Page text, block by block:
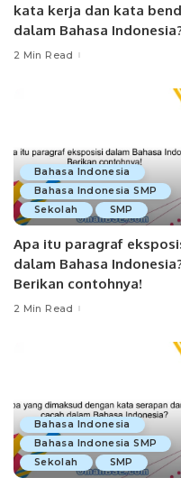
kata kerja dan kata
dalam Bahasa
2 Min Read
Bahasa Indonesia
Bahasa Indonesia SMP
Sekolah
SMP
Apa itu paragraf
dalam Bahasa
Berikan contohnya!
2 Min Read
Bahasa Indonesia
Bahasa Indonesia SMP
Sekolah
SMP